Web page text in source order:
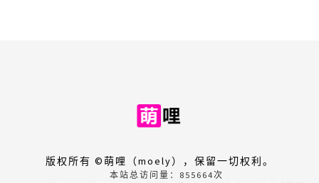
版权所有 ©萌哩（moely），保留一切权利。
本站总访问量： 855664次